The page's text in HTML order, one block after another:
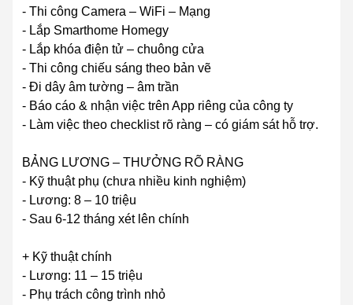
- Thi công Camera – WiFi – Mạng
- Lắp Smarthome Homegy
- Lắp khóa điện tử – chuông cửa
- Thi công chiếu sáng theo bản vẽ
- Đi dây âm tường – âm trần
- Báo cáo & nhận việc trên App riêng của công ty
- Làm việc theo checklist rõ ràng – có giám sát hỗ trợ.
BẢNG LƯƠNG – THƯỞNG RÕ RÀNG
- Kỹ thuật phụ (chưa nhiều kinh nghiệm)
- Lương: 8 – 10 triệu
- Sau 6-12 tháng xét lên chính
+ Kỹ thuật chính
- Lương: 11 – 15 triệu
- Phụ trách công trình nhỏ